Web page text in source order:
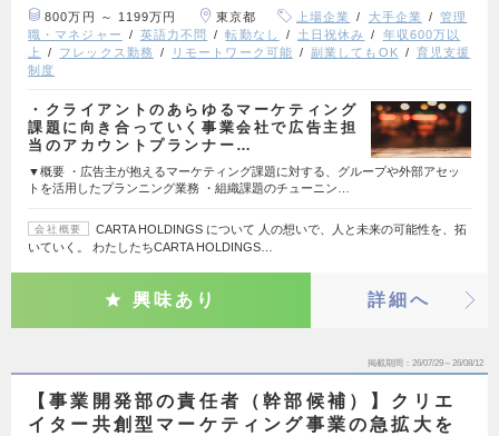
800万円 ～ 1199万円 東京都 上場企業 大手企業
管理
職・マネジャー
英語力不問 転勤なし 土日祝休み
年収600万以
上
フレックス勤務 リモートワーク可能 副業してもOK
育児支援
制度
・クライアントのあらゆるマーケティング
課題に向き合っていく事業会社で広告主担
当のアカウントプランナー…
▼概要 ・広告主が抱えるマーケティング課題に対する、グループや外部アセッ
トを活用したプランニング業務 ・組織課題のチューニン…
会社概要
CARTA HOLDINGS について 人の想いで、人と未来の可能性を、拓
いていく。 わたしたちCARTA HOLDINGS…
興味あり 詳細へ
掲載期間 26/07/29～26/08/12
【事業開発部の責任者（幹部候補）】クリエ
イター共創型マーケティング事業の急拡大を